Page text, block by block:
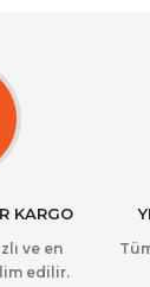
KARGO
ve en
edilir.